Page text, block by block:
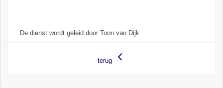
De dienst wordt geleid door Toon van Dijk
terug